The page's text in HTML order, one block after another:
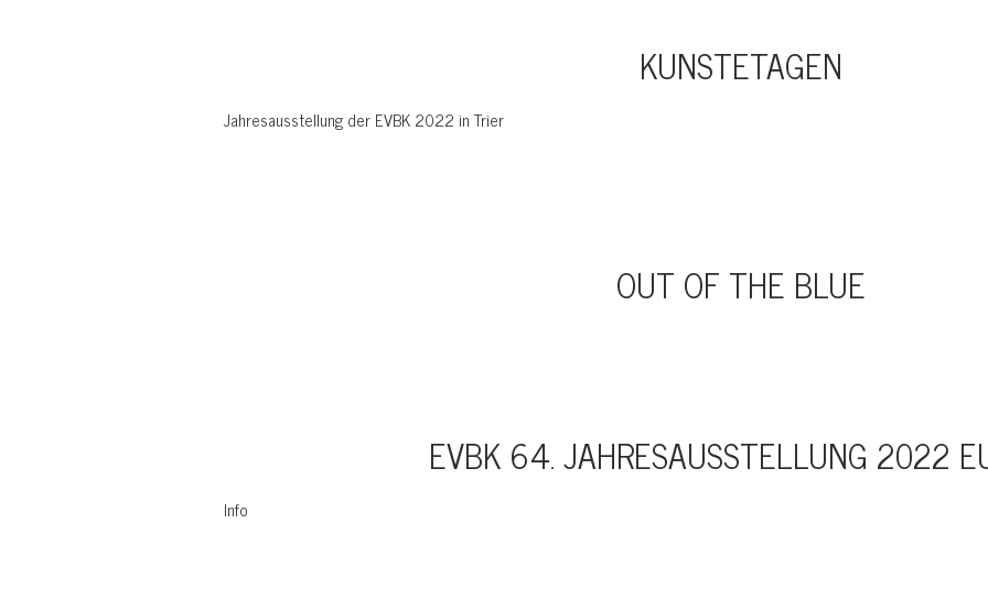
KUNSTETAGEN
Jahresausstellung der EVBK 2022 in Trier
OUT OF THE BLUE
EVBK 64. JAHRESAUSSTELLUNG 2022
Info